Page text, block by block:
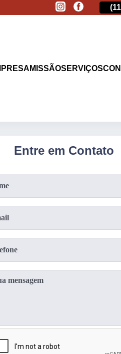
2513-9132
MISSÃOSERVIÇOS
Entre em Contato